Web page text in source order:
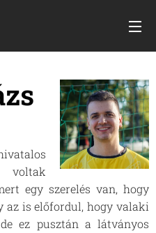
voltak
egy szerelés van, hogy
az is előfordul, hogy valaki
ez pusztán a látványos